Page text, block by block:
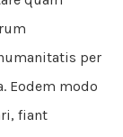
per
Eodem modo
fiant